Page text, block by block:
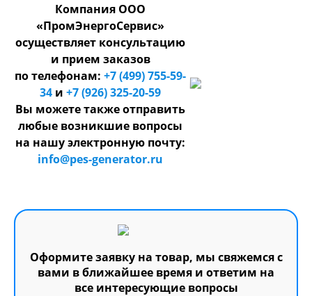
Компания ООО
«ПромЭнергоСервис»
осуществляет консультацию
и прием заказов
по телефонам: +7 (499) 755-59-
34 и +7 (926) 325-20-59
Вы можете также отправить
любые возникшие вопросы
на нашу электронную почту:
info@pes-generator.ru
Оформите заявку на товар, мы свяжемся с
вами в ближайшее время и ответим на
все интересующие вопросы